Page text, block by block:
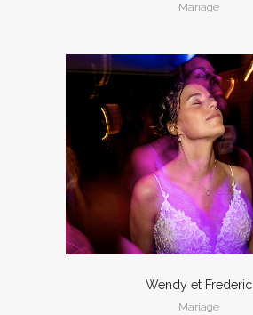
Mariage
Wendy et Frederic
Mariage